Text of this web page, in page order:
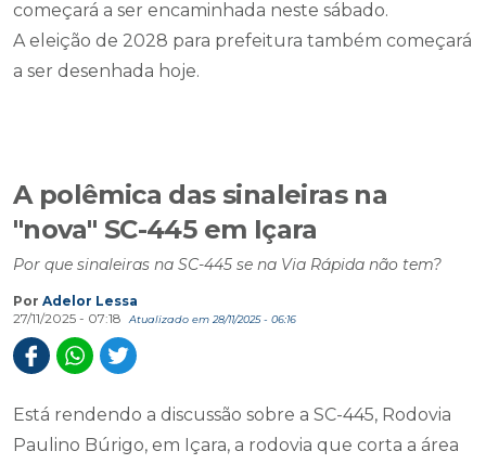
começará a ser encaminhada neste sábado.
A eleição de 2028 para prefeitura também começará
a ser desenhada hoje.
A polêmica das sinaleiras na
"nova" SC-445 em Içara
Por que sinaleiras na SC-445 se na Via Rápida não tem?
Por Adelor Lessa
27/11/2025 - 07:18
Atualizado em 28/11/2025 - 06:16
Está rendendo a discussão sobre a SC-445, Rodovia
Paulino Búrigo, em Içara, a rodovia que corta a área